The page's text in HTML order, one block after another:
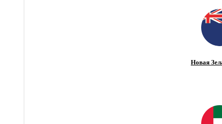
Новая